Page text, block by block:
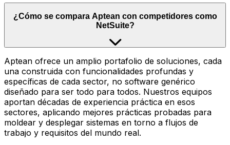
¿Cómo se compara Aptean con competidores como
NetSuite?
Aptean ofrece un amplio portafolio de soluciones, cada
una construida con funcionalidades profundas y
específicas de cada sector, no software genérico
diseñado para ser todo para todos. Nuestros equipos
aportan décadas de experiencia práctica en esos
sectores, aplicando mejores prácticas probadas para
moldear y desplegar sistemas en torno a flujos de
trabajo y requisitos del mundo real.